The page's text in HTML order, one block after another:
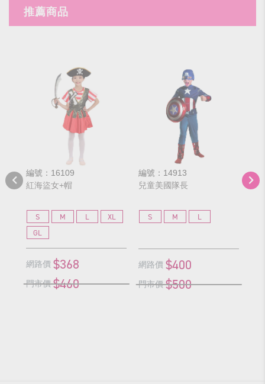
推薦商品
編號：16109
紅海盜女+帽
S M L
XL
GL
網路價 $368
門市價 $460
編號：14913
兒童美國隊長
S M L
網路價 $400
門市價 $500
編
紅